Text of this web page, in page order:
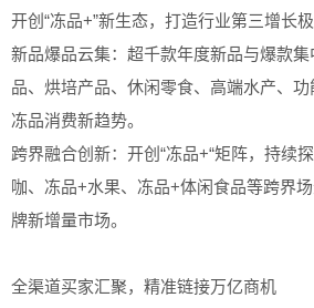
开创“冻品+”新生态，打造行业第三增长极
新品爆品云集：超千款年度新品与爆款
品、烘培产品、休闲零食、高端水产、
冻品消费新趋势。
跨界融合创新：开创“冻品+“矩阵，持续
咖、冻品+水果、冻品+体闲食品等跨界
牌新增量市场。
全渠道买家汇聚，精准链接万亿商机